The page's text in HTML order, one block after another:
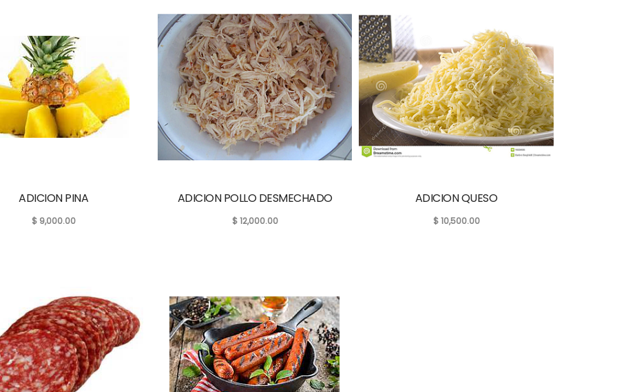
ADICION PINA
$ 9,000.00
ADICION POLLO DESMECHADO
$12,000.00
ADICION QUESO
$10,500.00